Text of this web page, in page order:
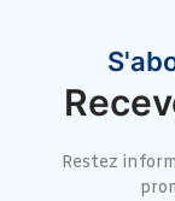
Restez